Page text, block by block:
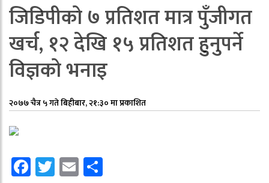
जिडिपीको ७ प्रतिशत मात्र पुँजीगत
खर्च, १२ देखि १५ प्रतिशत हुनुपर्ने
विज्ञको भनाइ
२०७७ चैत्र ५ गते बिहीबार, २१:३० मा प्रकाशित
Facebook
Twitter
Email